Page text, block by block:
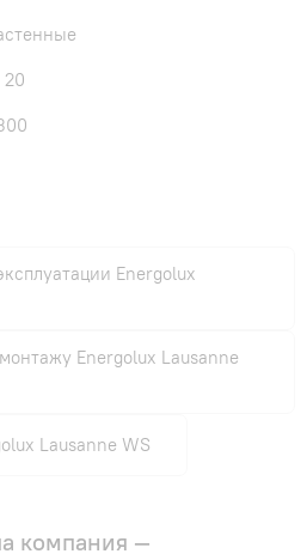
Energolux
Energolux Lausanne
Lausanne WS
компания —